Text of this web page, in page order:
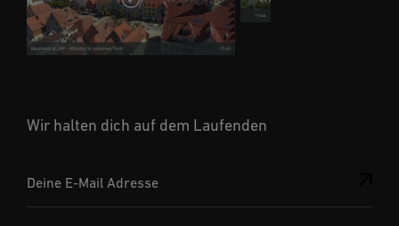
Wir halten dich auf dem Laufenden
Deine E-Mail Adresse